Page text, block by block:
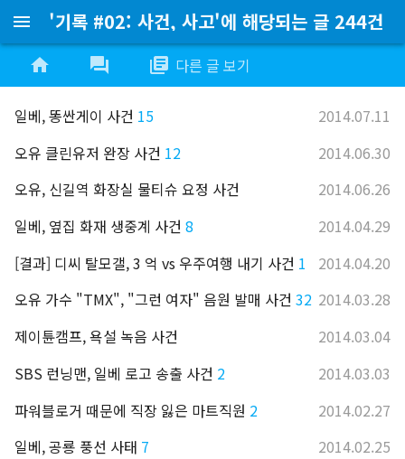
'기록 #02: 사건, 사고'에 해당되는 글 244건
home forum library_books 다른 글 보기
menu
일베, 똥싼게이 사건 15
2014.07.11
오유 클린유저 완장 사건 12
2014.06.30
오유, 신길역 화장실 물티슈 요정 사건
2014.06.26
일베, 옆집 화재 생중계 사건 8
2014.04.29
[결과] 디씨 탈모갤, 3 억 vs 우주여행 내기 사건 1
2014.04.20
오유 가수 "TMX", "그런 여자" 음원 발매 사건 32 2014.03.28
제이튠캠프, 욕설 녹음 사건
2014.03.04
SBS 런닝맨, 일베 로고 송출 사건 2
2014.03.03
파워블로거 때문에 직장 잃은 마트직원 2
2014.02.27
일베, 공룡 풍선 사태 7
2014.02.25